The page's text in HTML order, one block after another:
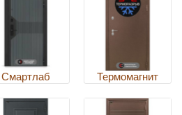
Смартлаб Термомагнит